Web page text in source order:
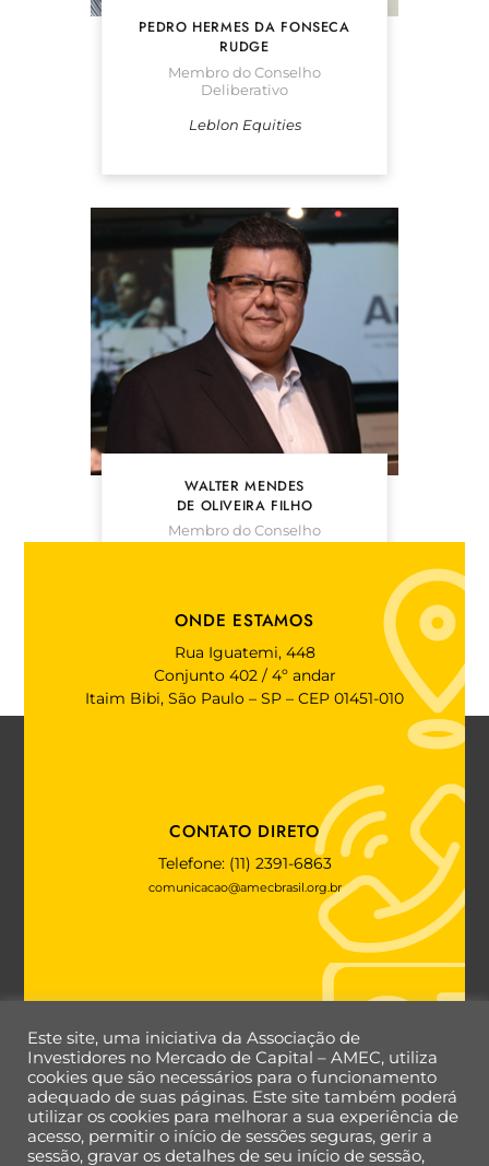
PEDRO HERMES DA FONSECA
RUDGE
Membro do Conselho
Deliberativo
Leblon Equities
WALTER MENDES
DE OLIVEIRA FILHO
Membro do Conselho
ONDE ESTAMOS
Rua Iguatemi, 448
Conjunto 402 / 4º andar
Itaim Bibi, São Paulo – SP – CEP 01451-010
CONTATO DIRETO
Telefone: (11) 2391-6863
comunicacao@amecbrasil.org.br
Back
To
Este site, uma iniciativa da Associação de
Investidores no Mercado de Capital – AMEC, utiliza
cookies que são necessários para o funcionamento
adequado de suas páginas. Este site também poderá
utilizar os cookies para melhorar a sua experiência de
acesso, permitir o início de sessões seguras, gerir a
sessão, gravar os detalhes de seu início de sessão,